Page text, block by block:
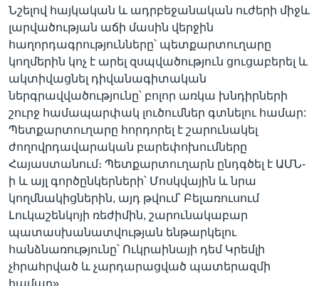
Նշելով հայկական և ադրբեջանական ուժերի միջև
լարվածության աճի մասին վերջին
հաղորդագրությունները՝ պետքարտուղարը
կողմերին կոչ է արել զսպվածություն ցուցաբերել և
ակտիվացնել դիվանագիտական
ներգրավվածությունը՝ բոլոր առկա խնդիրների
շուրջ համապարփակ լուծումներ գտնելու համար:
Պետքարտուղարը հորդորել է շարունակել
ժողովրդավարական բարեփոխումները
Հայաստանում։ Պետքարտուղարն ընդգծել է ԱՄՆ-
ի և այլ գործընկերների՝ Մոսկվային և նրա
կողմնակիցներին, այդ թվում՝ Բելառուսում
Լուկաշենկոյի ռեժիմին, շարունակաբար
պատասխանատվության ենթարկելու
հանձնառությունը՝ Ուկրաինայի դեմ Կրեմլի
չհրահրված և չարդարացված պատերազմի
համար»